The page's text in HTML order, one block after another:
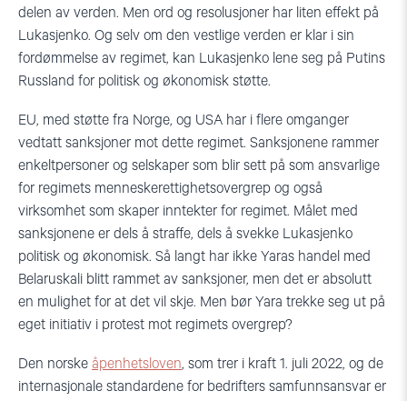
delen av verden. Men ord og resolusjoner har liten effekt på
Lukasjenko. Og selv om den vestlige verden er klar i sin
fordømmelse av regimet, kan Lukasjenko lene seg på Putins
Russland for politisk og økonomisk støtte.
EU, med støtte fra Norge, og USA har i flere omganger
vedtatt sanksjoner mot dette regimet. Sanksjonene rammer
enkeltpersoner og selskaper som blir sett på som ansvarlige
for regimets menneskerettighetsovergrep og også
virksomhet som skaper inntekter for regimet. Målet med
sanksjonene er dels å straffe, dels å svekke Lukasjenko
politisk og økonomisk. Så langt har ikke Yaras handel med
Belaruskali blitt rammet av sanksjoner, men det er absolutt
en mulighet for at det vil skje. Men bør Yara trekke seg ut på
eget initiativ i protest mot regimets overgrep?
Den norske åpenhetsloven, som trer i kraft 1. juli 2022, og de
internasjonale standardene for bedrifters samfunnsansvar er